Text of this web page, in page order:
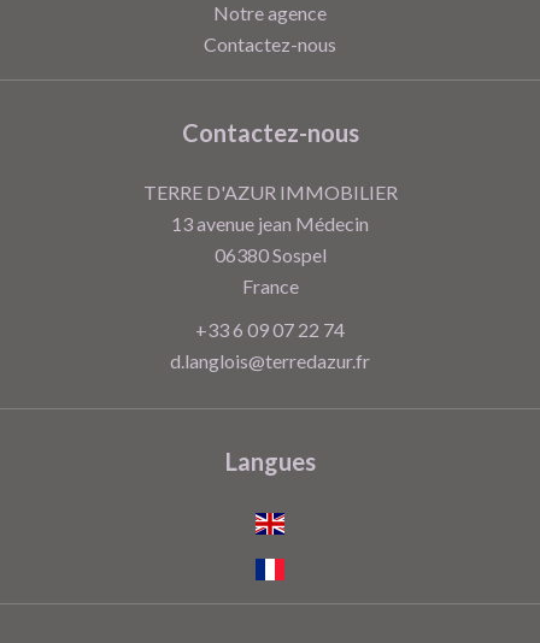
Notre agence
Contactez-nous
Contactez-nous
TERRE D'AZUR IMMOBILIER
13 avenue jean Médecin
06380Sospel
France
+33 6 09 07 22 74
d.langlois@terredazur.fr
Langues